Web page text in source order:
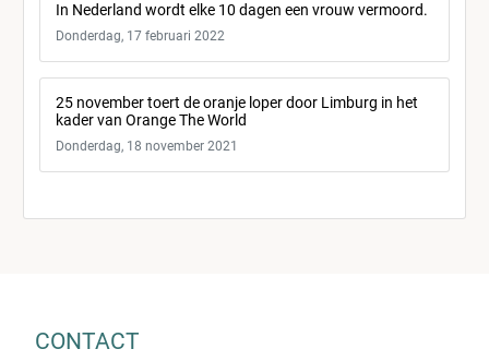
In Nederland wordt elke 10 dagen een vrouw vermoord.
Donderdag, 17 februari 2022
25 november toert de oranje loper door Limburg in het
kader van Orange The World
Donderdag, 18 november 2021
CONTACT